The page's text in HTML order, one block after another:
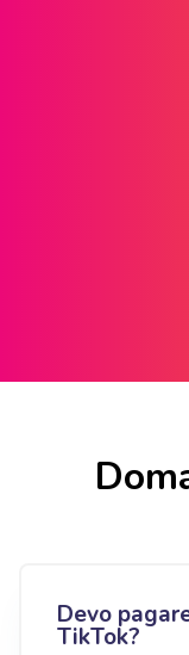
Devo
TikTok?